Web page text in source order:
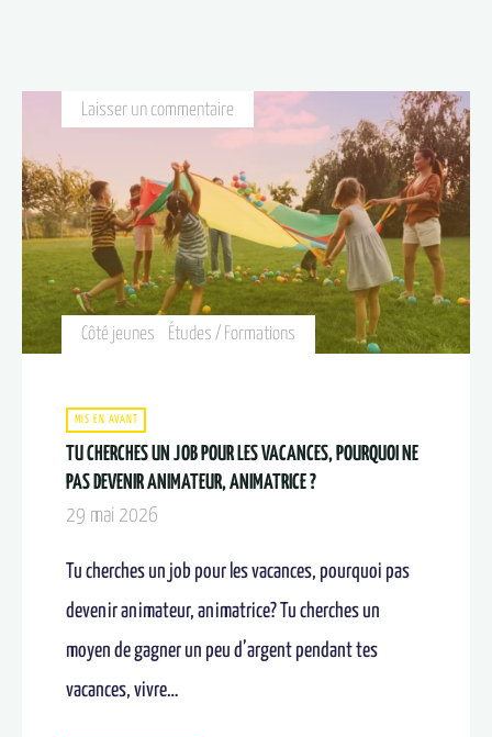
Côté jeunes Études / Formations
Laisser un commentaire
MIS EN AVANT
TU CHERCHES UN JOB POUR LES VACANCES, POURQUOI NE
PAS DEVENIR ANIMATEUR, ANIMATRICE ?​
29 mai 2026
Tu cherches un job pour les vacances, pourquoi pas
devenir animateur, animatrice? Tu cherches un
moyen de gagner un peu d’argent pendant tes
vacances, vivre…